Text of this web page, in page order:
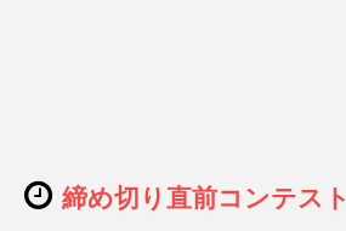
締め切り直前コンテスト